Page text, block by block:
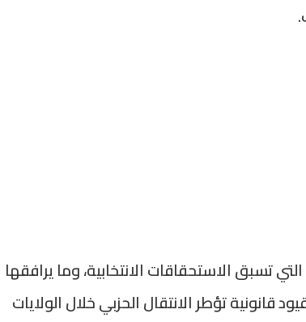
تسبق الاستحقاقات الانتخابية، وما يرافقها
تؤطر الانتقال الحزبي خلال الولايات